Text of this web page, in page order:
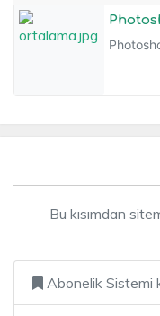
Bu kısımdan
Abonelik Sistemi